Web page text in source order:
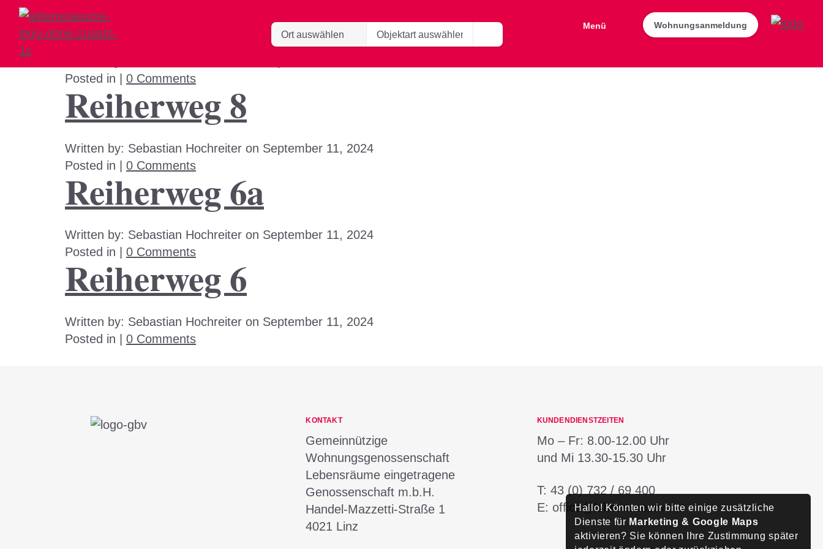
Menü Wohnungsanmeldung
Reiherweg 10
Posted in |0 Comments
Reiherweg 8
Written by: Sebastian Hochreiter on September 11, 2024
Posted in |0 Comments
Reiherweg 6a
Written by: Sebastian Hochreiter on September 11, 2024
Posted in |0 Comments
Reiherweg 6
Written by: Sebastian Hochreiter on September 11, 2024
Posted in |0 Comments
KONTAKT
Gemeinnützige
Wohnungsgenossenschaft
Lebensräume eingetragene
Genossenschaft m.b.H.
Handel-Mazzetti-Straße 1
4021 Linz
KUNDENDIENSTZEITEN
Mo – Fr: 8.00-12.00 Uhr
und Mi 13.30-15.30 Uhr
T: 43 (0) 732 / 69 400
E: office@lebensraeume.at
Hallo! Könnten wir bitte einige zusätzliche
Dienste für Marketing & Google Maps
aktivieren? Sie können Ihre Zustimmung später